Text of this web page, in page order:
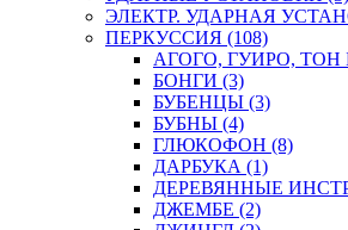
ЭЛЕКТР. УДАРНАЯ
ПЕРКУССИЯ (108)
АГОГО, ГУИРО, ТОН
БОНГИ (3)
БУБЕНЦЫ (3)
БУБНЫ (4)
ГЛЮКОФОН (8)
ДАРБУКА (1)
ДЕРЕВЯННЫЕ
ДЖЕМБЕ (2)